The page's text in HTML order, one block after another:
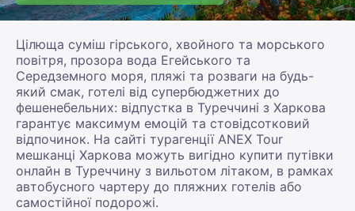
Цілюща суміш гірського, хвойного та морського
повітря, прозора вода Егейського та
Середземного моря, пляжі та розваги на будь-
який смак, готелі від супербюджетних до
фешенебельних: відпустка в Туреччині з Харкова
гарантує максимум емоцій та стовідсотковий
відпочинок. На сайті турагенції ANEX Tour
мешканці Харкова можуть вигідно купити путівки
онлайн в Туреччину з вильотом літаком, в рамках
автобусного чартеру до пляжних готелів або
самостійної подорожі.